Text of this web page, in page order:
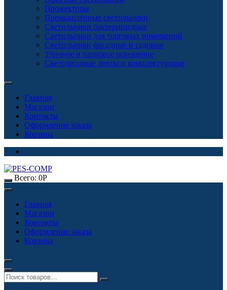
Прожекторы
Промышленные светильники
Светильники бактерицидные
Светильники для торговых помещений
Светильники фасадные и садовые
Уличное и парковое освещение
Светодиодные ленты и комплектующие
Главная
Магазин
Контакты
Оформление заказа
Корзина
Всего: 0Р
Главная
Магазин
Контакты
Оформление заказа
Корзина